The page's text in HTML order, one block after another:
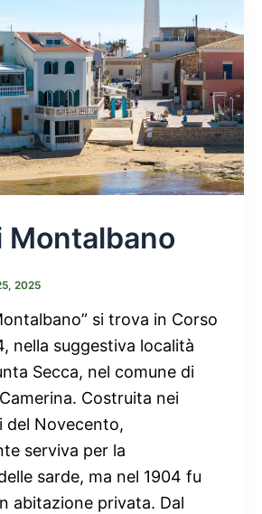
Montalbano
2025
si trova in Corso
nella suggestiva località
Secca, nel comune di
Costruita nei
del Novecento,
serviva per la
sarde, ma nel 1904 fu
abitazione privata. Dal